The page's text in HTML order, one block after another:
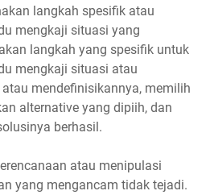
langkah spesifik atau
mengkaji situasi yang
langkah yang spesifik untuk
mengkaji situasi atau
mendefinisikannya, memilih
alternative yang dipiih, dan
berhasil.
atau menipulasi
yang mengancam tidak tejadi.